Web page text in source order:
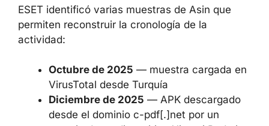
ESET identificó varias muestras de Asin que
permiten reconstruir la cronología de la
actividad:
Octubre de 2025 — muestra cargada en
VirusTotal desde Turquía
Diciembre de 2025 — APK descargado
desde el dominio c-pdf[.]net por un